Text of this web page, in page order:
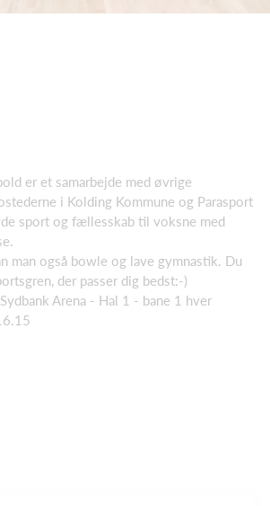
er et samarbejde med øvrige
i Kolding Kommune og Parasport
sport og fællesskab til voksne med
man også bowle og lave gymnastik. Du
der passer dig bedst:-)
Arena - Hal 1 - bane 1 hver